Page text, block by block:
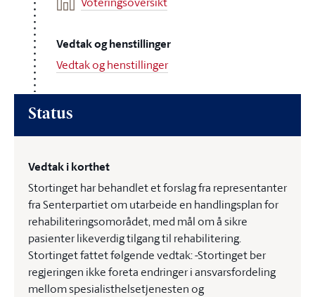
Vedtak og henstillinger
Vedtak og henstillinger
Status
Vedtak i korthet
Stortinget har behandlet et forslag fra representanter
fra Senterpartiet om utarbeide en handlingsplan for
rehabiliteringsomorådet, med mål om å sikre
pasienter likeverdig tilgang til rehabilitering.
Stortinget fattet følgende vedtak: -Stortinget ber
regjeringen ikke foreta endringer i ansvarsfordeling
mellom spesialisthelsetjenesten og